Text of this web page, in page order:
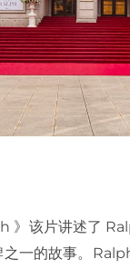
》该片讲述了
一的故事。